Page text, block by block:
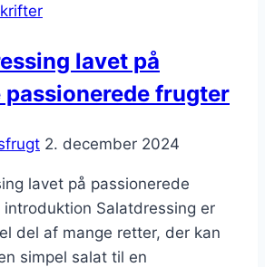
lavet på
passionerede frugter
2. december 2024
lavet på passionerede
introduktion Salatdressing er
del af mange retter, der kan
simpel salat til en